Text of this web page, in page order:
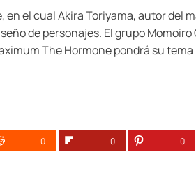
el cual Akira Toriyama, autor del
de personajes. El grupo Momoiro
The Hormone pondrá su tema
0 0 0